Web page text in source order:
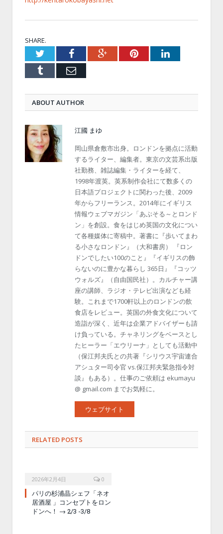
SHARE.
TwitterFacebookGoogle+PinterestLinkedIn
Tumblr Email
ABOUT AUTHOR
江國 まゆ
岡山県倉敷市出身。ロンドンを拠点に活動
するライター、編集者。東京の文芸系出版
社勤務、雑誌編集・ライターを経て、
1998年渡英。英系制作会社にて数多くの
日本語プロジェクトに関わった後、2009
年からフリーランス。2014年にイギリス
情報ウェブマガジン「あぶそる～とロンド
ン」を創設。食をはじめ英国の文化につい
て各種媒体に寄稿中。著書に『歩いてまわ
る小さなロンドン』（大和書房） 『ロン
ドンでしたい100のこと』『イギリスの飾
らないのに豊かな暮らし 365日』『コッツ
ウォルズ』（自由国民社）。カルチャー講
座の講師、ラジオ・テレビ出演なども経
験。これまで1700軒以上のロンドンの飲
食店をレビュー。英国の外食文化について
造詣が深く、近年は企業アドバイザーも請
け負っている。チャネリングをベースとし
たヒーラー「エウリーナ」としても活動中
（保江邦夫氏との共著『シリウス宇宙連合
アシュター司令官 vs.保江邦夫緊急指令対
談』もある）。仕事のご依頼は ekumayu
@ gmail.com までお気軽に。
ウェブサイト
RELATED POSTS
2026年2月4日 0
パリの杉浦晶シェフ「ネオ
居酒屋 」コンセプトをロン
ドンへ！ → 2/3 -3/8